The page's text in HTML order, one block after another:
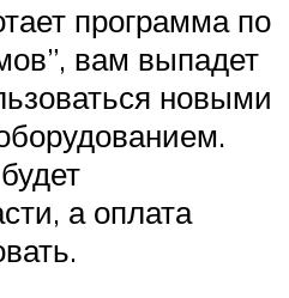
программа по
вам выпадет
новыми
а оплата